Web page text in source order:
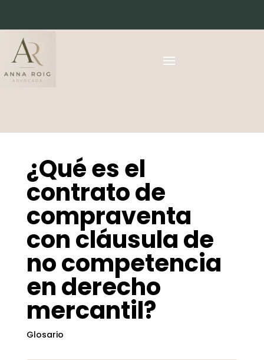
¿Qué es el
contrato de
compraventa
con cláusula de
no competencia
en derecho
mercantil?
Glosario